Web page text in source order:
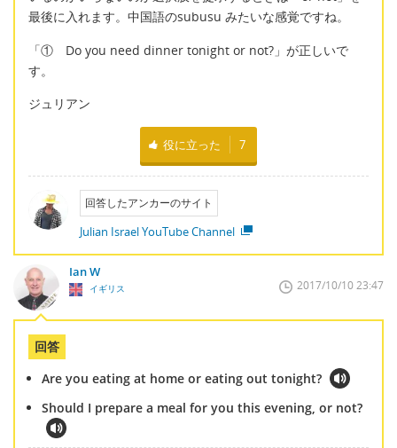
最後に入れます。中国語のsubusu みたいな感覚ですね。
「① Do you need dinner tonight or not?」が正しいで
す。
ジュリアン
役に立った 7
回答したアンカーのサイト
Julian Israel YouTube Channel
Ian W
イギリス 2017/10/10 23:47
回答
Are you eating at home or eating out tonight?
Should I prepare a meal for you this evening, or not?